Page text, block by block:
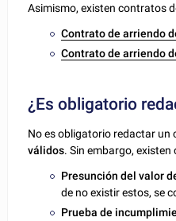
Asimismo, existen contratos
Contrato de arriendo
Contrato de arriendo
¿Es obligatorio
No es obligatorio redactar un
válidos. Sin embargo,
Presunción del valor
de no existir estos, se
Prueba de